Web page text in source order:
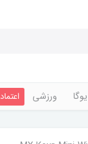
یوگا ورزشی